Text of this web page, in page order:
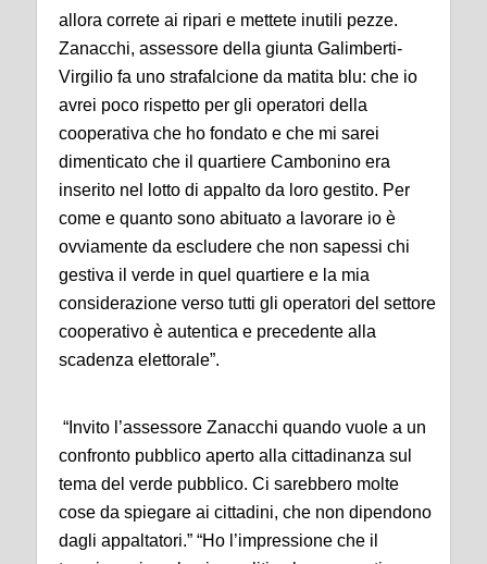
allora correte ai ripari e mettete inutili pezze.
Zanacchi, assessore della giunta Galimberti-
Virgilio fa uno strafalcione da matita blu: che io
avrei poco rispetto per gli operatori della
cooperativa che ho fondato e che mi sarei
dimenticato che il quartiere Cambonino era
inserito nel lotto di appalto da loro gestito. Per
come e quanto sono abituato a lavorare io è
ovviamente da escludere che non sapessi chi
gestiva il verde in quel quartiere e la mia
considerazione verso tutti gli operatori del settore
cooperativo è autentica e precedente alla
scadenza elettorale”.
“Invito l’assessore Zanacchi quando vuole a un
confronto pubblico aperto alla cittadinanza sul
tema del verde pubblico. Ci sarebbero molte
cose da spiegare ai cittadini, che non dipendono
dagli appaltatori.” “Ho l’impressione che il